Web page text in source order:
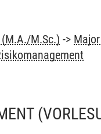
M.Sc.) ->